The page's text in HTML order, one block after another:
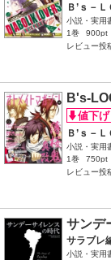
Ｂ’ｓ－
小説・実用
1巻
900pt
レビュー投
B's-
Ｂ’ｓ－
小説・実用
1巻
750pt
レビュー投
サンデ
サラブレ
小説・実用